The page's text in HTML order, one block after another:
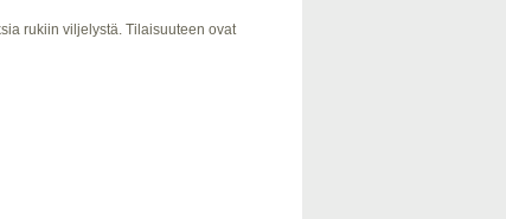
rukiin viljelystä. Tilaisuuteen ovat